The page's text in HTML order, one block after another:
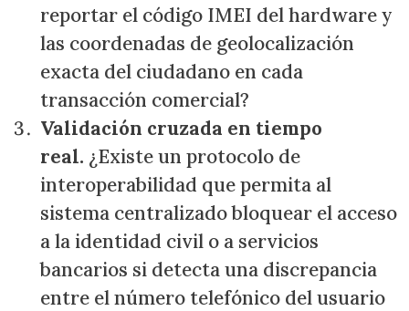
reportar el código IMEI del hardware y
las coordenadas de geolocalización
exacta del ciudadano en cada
transacción comercial?
Validación cruzada en tiempo
real. ¿Existe un protocolo de
interoperabilidad que permita al
sistema centralizado bloquear el acceso
a la identidad civil o a servicios
bancarios si detecta una discrepancia
entre el número telefónico del usuario